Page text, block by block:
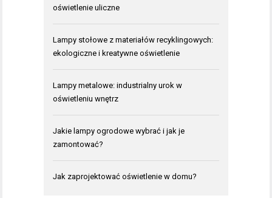
oświetlenie uliczne
Lampy stołowe z materiałów recyklingowych:
ekologiczne i kreatywne oświetlenie
Lampy metalowe: industrialny urok w
oświetleniu wnętrz
Jakie lampy ogrodowe wybrać i jak je
zamontować?
Jak zaprojektować oświetlenie w domu?